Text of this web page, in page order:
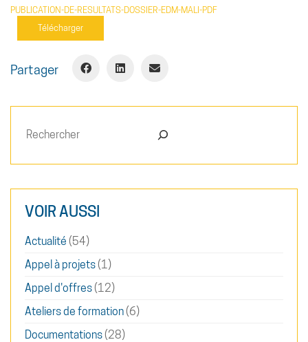
PUBLICATION-DE-RESULTATS-DOSSIER-EDM-MALI-PDF
Télécharger
Partager
Rechercher
VOIR AUSSI
Actualité (54)
Appel à projets(1)
Appel d'offres(12)
Ateliers de formation(6)
Documentations(28)